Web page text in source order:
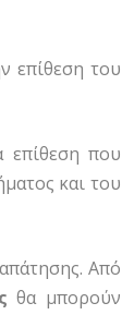
επίθεση του
επίθεση που
και του
Από
θα μπορούν